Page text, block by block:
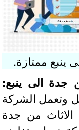
ممتازة.
الى ينبع:
الشركة
من جدة